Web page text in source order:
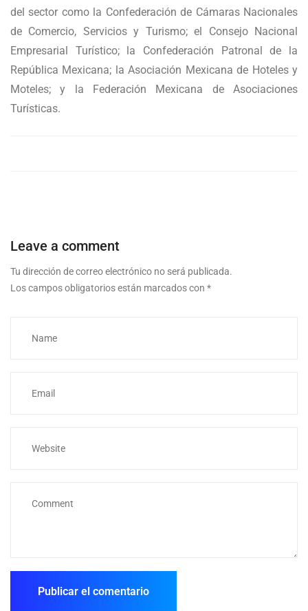
del sector como la Confederación de Cámaras Nacionales
de Comercio, Servicios y Turismo; el Consejo Nacional
Empresarial Turístico; la Confederación Patronal de la
República Mexicana; la Asociación Mexicana de Hoteles y
Moteles; y la Federación Mexicana de Asociaciones
Turísticas.
Leave a comment
Tu dirección de correo electrónico no será publicada.
Los campos obligatorios están marcados con *